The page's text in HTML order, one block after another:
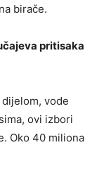
birače.
pritisaka
vode
ovi izbori
Oko 40 miliona